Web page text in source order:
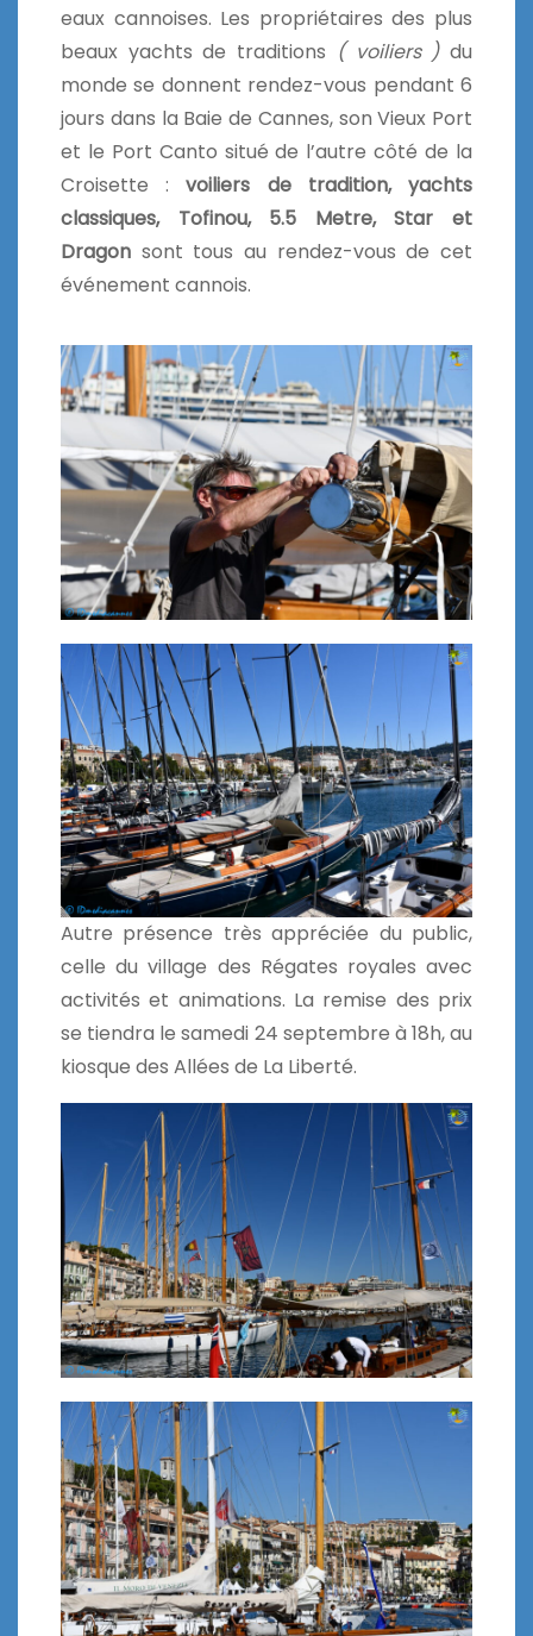
eaux cannoises. Les propriétaires des plus
beaux yachts de traditions ( voiliers )du
monde se donnent rendez-vous pendant 6
jours dans la Baie de Cannes, son Vieux Port
et le Port Canto situé de l’autre côté de la
Croisette :voiliers de tradition, yachts
classiques, Tofinou, 5.5 Metre, Star et
Dragon sont tous au rendez-vous de cet
événement cannois.
Autre présence très appréciée du public,
celle du village des Régates royales avec
activités et animations. La remise des prix
se tiendra le samedi 24 septembre à 18h, au
kiosque des Allées de La Liberté.